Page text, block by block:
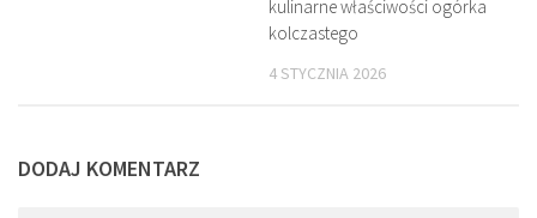
kulinarne właściwości ogórka
kolczastego
4 STYCZNIA 2026
DODAJ KOMENTARZ